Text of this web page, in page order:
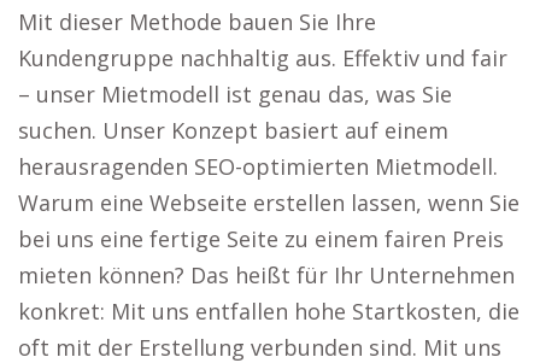
Mit dieser Methode bauen Sie Ihre
Kundengruppe nachhaltig aus. Effektiv und fair
– unser Mietmodell ist genau das, was Sie
suchen. Unser Konzept basiert auf einem
herausragenden SEO-optimierten Mietmodell.
Warum eine Webseite erstellen lassen, wenn Sie
bei uns eine fertige Seite zu einem fairen Preis
mieten können? Das heißt für Ihr Unternehmen
konkret: Mit uns entfallen hohe Startkosten, die
oft mit der Erstellung verbunden sind. Mit uns